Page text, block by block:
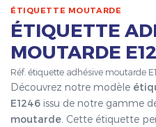
ÉTIQUETTE MOUTARDE
ÉTIQUETTE
MOUTARDE
Réf. étiquette adhésive moutarde
Découvrez notre modèle
E1246 issu de notre gamme
moutarde . Cette étiquette